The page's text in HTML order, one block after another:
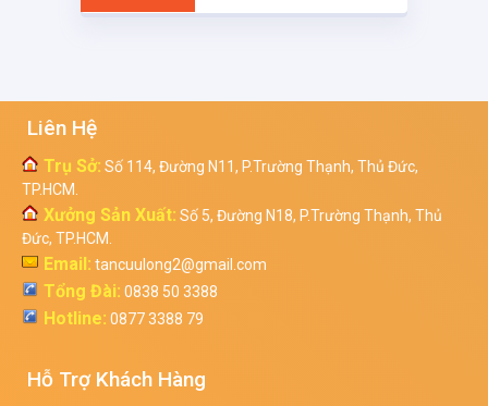
Liên Hệ
Trụ Sở: Số 114, Đường N11, P.Trường Thạnh, Thủ Đức,
TP.HCM.
Xưởng Sản Xuất: Số 5, Đường N18, P.Trường Thạnh, Thủ
Đức, TP.HCM.
Email: tancuulong2@gmail.com
Tổng Đài: 0838 50 3388
Hotline: 0877 3388 79
Hỗ Trợ Khách Hàng